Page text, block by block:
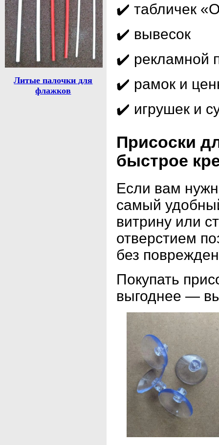
Литые палочки для
флажков
✔️ табличек
✔️ вывесок
✔️ рекламной
✔️ рамок и
✔️ игрушек и
Присоски
быстрое
Если вам
самый
витрину или
отверстием
без
Покупать
выгоднее —